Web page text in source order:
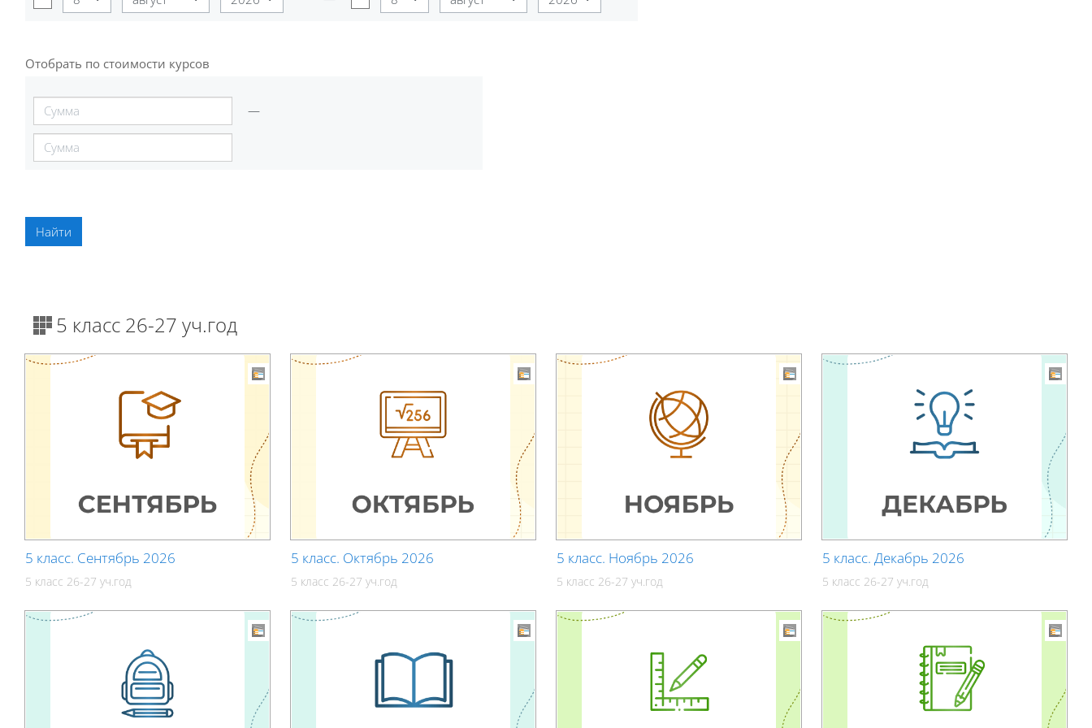
Отобрать по стоимости курсов
Отобрать по стоимости курсов
—
5 класс 26-27 уч.год
5 класс. Сентябрь 2026
5 класс 26-27 уч.год
5 класс. Октябрь 2026
5 класс 26-27 уч.год
5 класс. Ноябрь 2026
5 класс 26-27 уч.год
5 класс. Декабрь 2026
5 класс 26-27 уч.год